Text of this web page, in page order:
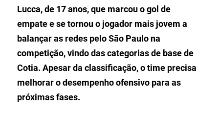
Lucca, de 17 anos, que marcou o gol de
empate e se tornou o jogador mais jovem a
balançar as redes pelo São Paulo na
competição, vindo das categorias de base de
Cotia. Apesar da classificação, o time precisa
melhorar o desempenho ofensivo para as
próximas fases.